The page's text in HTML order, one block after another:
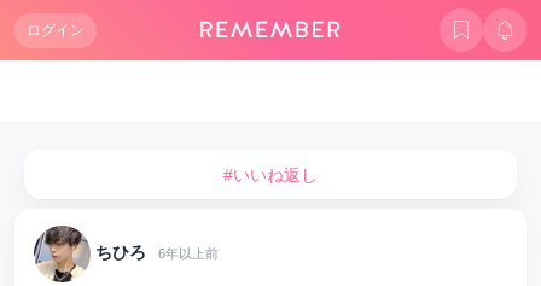
ログイン
#いいね返し
ちひろ 6年以上前